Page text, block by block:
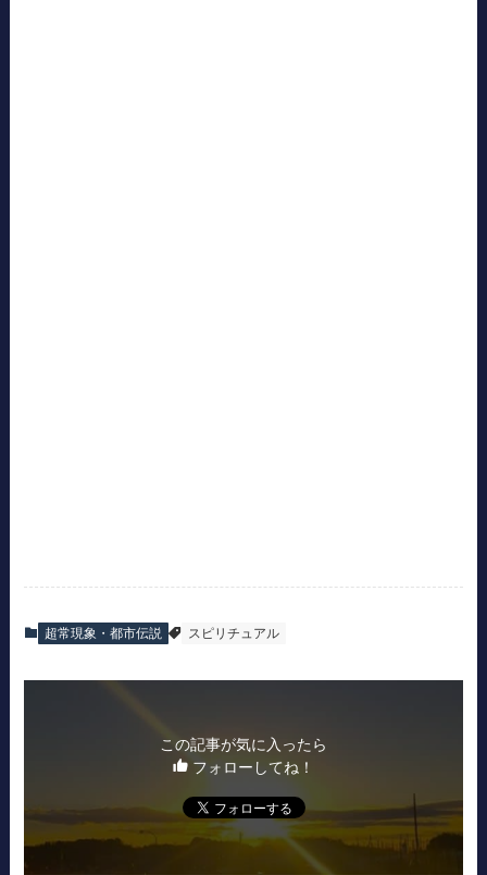
超常現象・都市伝説 スピリチュアル
この記事が気に入ったら
フォローしてね！